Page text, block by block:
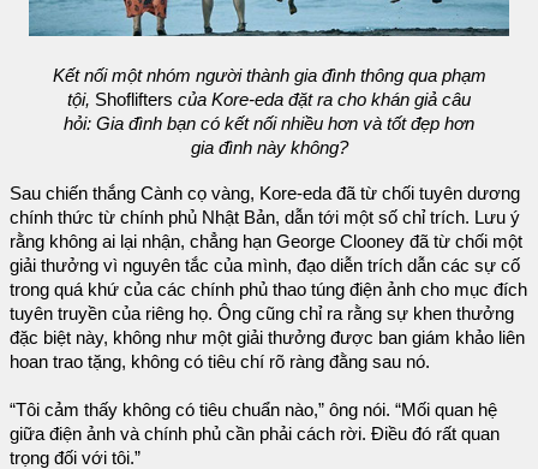
Kết nối một nhóm người thành gia đình thông qua phạm
tội, Shoflifters của Kore-eda đặt ra cho khán giả câu
hỏi: Gia đình bạn có kết nối nhiều hơn và tốt đẹp hơn
gia đình này không?
Sau chiến thắng Cành cọ vàng, Kore-eda đã từ chối tuyên dương
chính thức từ chính phủ Nhật Bản, dẫn tới một số chỉ trích. Lưu ý
rằng không ai lại nhận, chẳng hạn George Clooney đã từ chối một
giải thưởng vì nguyên tắc của mình, đạo diễn trích dẫn các sự cố
trong quá khứ của các chính phủ thao túng điện ảnh cho mục đích
tuyên truyền của riêng họ. Ông cũng chỉ ra rằng sự khen thưởng
đặc biệt này, không như một giải thưởng được ban giám khảo liên
hoan trao tặng, không có tiêu chí rõ ràng đằng sau nó.
“Tôi cảm thấy không có tiêu chuẩn nào,” ông nói. “Mối quan hệ
giữa điện ảnh và chính phủ cần phải cách rời. Điều đó rất quan
trọng đối với tôi.”